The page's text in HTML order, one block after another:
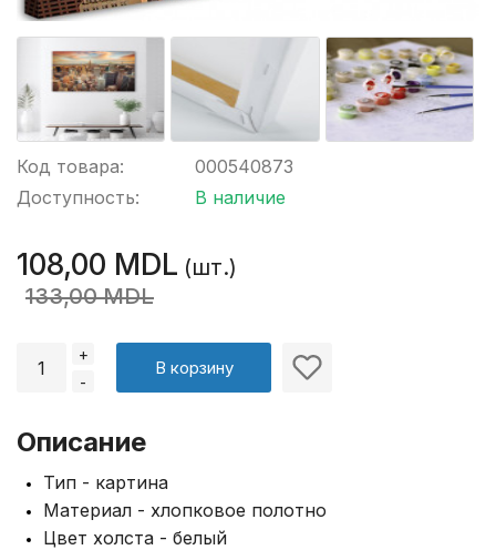
Код товара:
Доступность:
000540873
В наличие
108,00 MDL (шт.)
133,00 MDL
+
-
В корзину
Описание
Тип - картина
Материал - хлопковое полотно
Цвет холста - белый